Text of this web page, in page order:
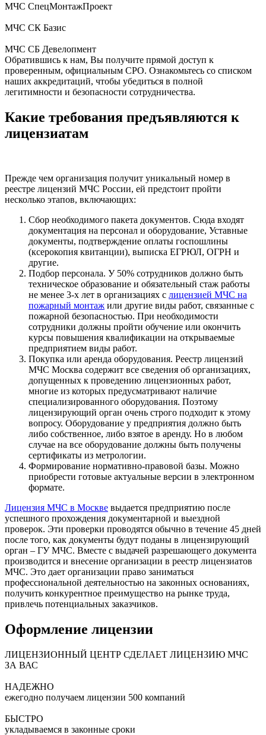
МЧС СпецМонтажПроект
МЧС СК Базис
МЧС СБ Девелопмент
Обратившись к нам, Вы получите прямой доступ к
проверенным, официальным СРО. Ознакомьтесь со списком
наших аккредитаций, чтобы убедиться в полной
легитимности и безопасности сотрудничества.
Какие требования предъявляются к
лицензиатам
Прежде чем организация получит уникальный номер в
реестре лицензий МЧС России, ей предстоит пройти
несколько этапов, включающих:
Сбор необходимого пакета документов. Сюда входят
документация на персонал и оборудование, Уставные
документы, подтверждение оплаты госпошлины
(ксерокопия квитанции), выписка ЕГРЮЛ, ОГРН и
другие.
Подбор персонала. У 50% сотрудников должно быть
техническое образование и обязательный стаж работы
не менее 3-х лет в организациях с лицензией МЧС на
пожарный монтаж или другие виды работ, связанные с
пожарной безопасностью. При необходимости
сотрудники должны пройти обучение или окончить
курсы повышения квалификации на открываемые
предприятием виды работ.
Покупка или аренда оборудования. Реестр лицензий
МЧС Москва содержит все сведения об организациях,
допущенных к проведению лицензионных работ,
многие из которых предусматривают наличие
специализированного оборудования. Поэтому
лицензирующий орган очень строго подходит к этому
вопросу. Оборудование у предприятия должно быть
либо собственное, либо взятое в аренду. Но в любом
случае на все оборудование должны быть получены
сертификаты из метрологии.
Формирование нормативно-правовой базы. Можно
приобрести готовые актуальные версии в электронном
формате.
Лицензия МЧС в Москве выдается предприятию после
успешного прохождения документарной и выездной
проверок. Эти проверки проводятся обычно в течение 45 дней
после того, как документы будут поданы в лицензирующий
орган – ГУ МЧС. Вместе с выдачей разрешающего документа
производится и внесение организации в реестр лицензиатов
МЧС. Это дает организации право заниматься
профессиональной деятельностью на законных основаниях,
получить конкурентное преимущество на рынке труда,
привлечь потенциальных заказчиков.
Оформление лицензии
ЛИЦЕНЗИОННЫЙ ЦЕНТР СДЕЛАЕТ ЛИЦЕНЗИЮ МЧС
ЗА ВАС
НАДЕЖНО
ежегодно получаем лицензии 500 компаний
БЫСТРО
укладываемся в законные сроки